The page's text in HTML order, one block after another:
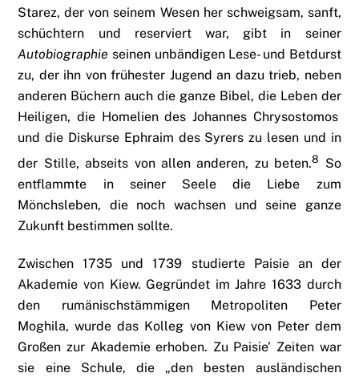
Starez, der von seinem Wesen her schweigsam, sanft,
schüchtern und reserviert war, gibt in seiner
Autobiographie seinen unbändigen Lese- und Betdurst
zu, der ihn von frühester Jugend an dazu trieb, neben
anderen Büchern auch die ganze Bibel, die Leben der
Heiligen, die Homelien des Johannes Chrysostomos
und die Diskurse Ephraim des Syrers zu lesen und in
der Stille, abseits von allen anderen, zu beten.8
So
entflammte in seiner Seele die Liebe zum
Mönchsleben, die noch wachsen und seine ganze
Zukunft bestimmen sollte.
Zwischen 1735 und 1739 studierte Paisie an der
Akademie von Kiew. Gegründet im Jahre 1633 durch
den rumänischstämmigen Metropoliten Peter
Moghila, wurde das Kolleg von Kiew von Peter dem
Großen zur Akademie erhoben. Zu Paisie’ Zeiten war
sie eine Schule, die „den besten ausländischen